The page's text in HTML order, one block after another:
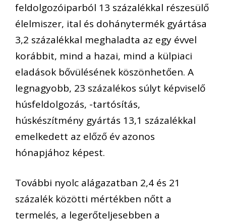
feldolgozóiparból 13 százalékkal részesülő
élelmiszer, ital és dohánytermék gyártása
3,2 százalékkal meghaladta az egy évvel
korábbit, mind a hazai, mind a külpiaci
eladások bővülésének köszönhetően. A
legnagyobb, 23 százalékos súlyt képviselő
húsfeldolgozás, -tartósítás,
húskészítmény gyártás 13,1 százalékkal
emelkedett az előző év azonos
hónapjához képest.
További nyolc alágazatban 2,4 és 21
százalék közötti mértékben nőtt a
termelés, a legerőteljesebben a